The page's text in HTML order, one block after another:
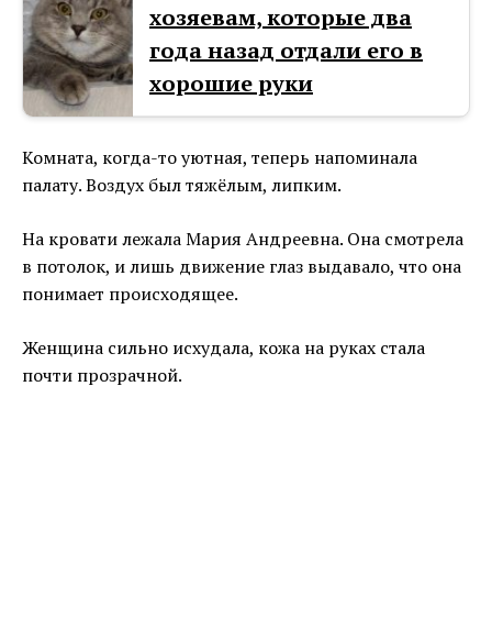
хозяевам, которые два
года назад отдали его в
хорошие руки
Комната, когда-то уютная, теперь напоминала
палату. Воздух был тяжёлым, липким.
На кровати лежала Мария Андреевна. Она смотрела
в потолок, и лишь движение глаз выдавало, что она
понимает происходящее.
Женщина сильно исхудала, кожа на руках стала
почти прозрачной.